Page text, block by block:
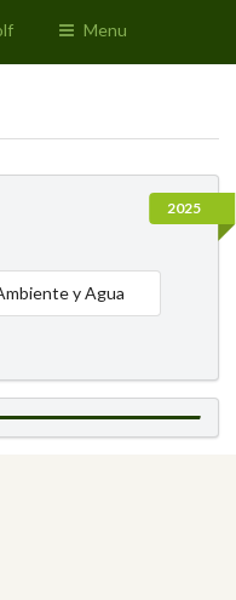
Menu
2025
y Agua